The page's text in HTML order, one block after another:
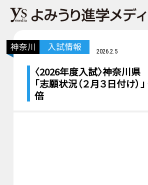
神奈川 入試情報 2026.2.5
〈2026年度入試〉神奈川
「志願状況（２月３日付け）
倍